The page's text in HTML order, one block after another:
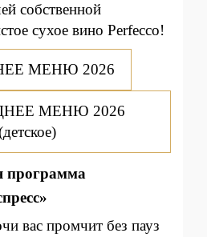
собственной
сухое вино Perfecco!
МЕНЮ 2026
МЕНЮ 2026
программа
вас промчит без пауз